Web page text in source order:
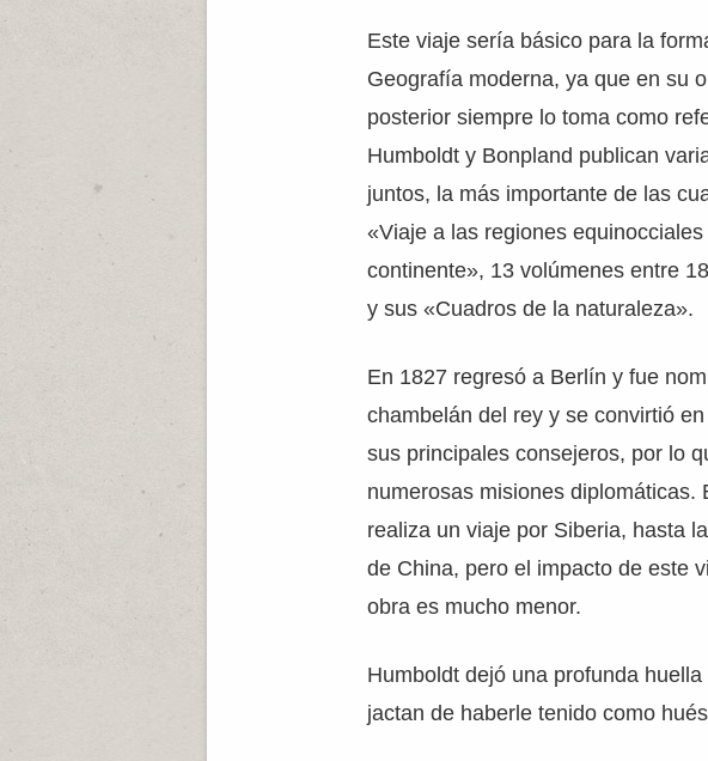
Este viaje sería básico para la
Geografía moderna, ya que en su
posterior siempre lo toma como
Humboldt y Bonpland publican
juntos, la más importante de las
«Viaje a las regiones
continente», 13 volúmenes entre
y sus «Cuadros de la naturaleza».
En 1827 regresó a Berlín y fue
chambelán del rey y se convirtió
sus principales consejeros, por lo
numerosas misiones diplomáticas.
realiza un viaje por Siberia, hasta
de China, pero el impacto de este
obra es mucho menor.
Humboldt dejó una profunda
jactan de haberle tenido como